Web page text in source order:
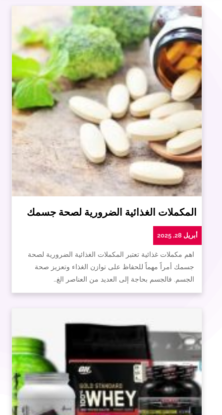
المكملات الغذائية الضرورية لصحة جسمك
أبريل 28, 2025
اهم مكملات غذائية تعتبر المكملات الغذائية الضرورية لصحة
جسمك أمراً مهماً للحفاظ على توازن الغذاء وتعزيز صحة
الجسم. فالجسم بحاجة إلى العديد من العناصر الغ…